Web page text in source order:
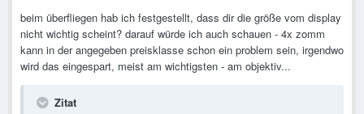
beim überfliegen hab ich festgestellt, dass dir die größe vom display
nicht wichtig scheint? darauf würde ich auch schauen - 4x zomm
kann in der angegeben preisklasse schon ein problem sein, irgendwo
wird das eingespart, meist am wichtigsten - am objektiv...
Zitat